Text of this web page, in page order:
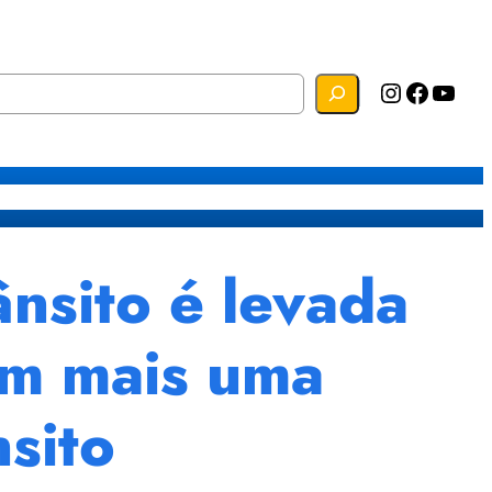
Instagram Facebook YouTube
é levada
mais uma